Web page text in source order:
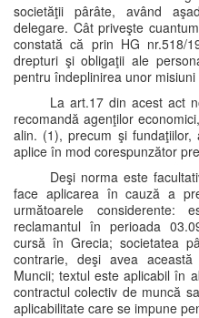
societăţii pârâte, având
delegare. Cât priveşte
constată că prin HG nr.518/
drepturi şi obligaţii ale
pentru îndeplinirea unor
La art.17 din acest act
recomandă agenţilor
alin. (1), precum şi
aplice în mod corespunzător
Deşi norma este
face aplicarea în cauză a
următoarele
reclamantul în perioada
cursă în Grecia; societatea
contrarie, deşi avea
Muncii; textul este aplicabil în
contractul colectiv de muncă
aplicabilitate care se impune